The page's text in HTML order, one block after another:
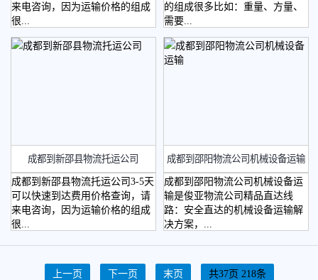
来电咨询，因为运输价格的组成
很...
的组成很多比如：重量、方量、
需要...
成都到新邵县物流托运公司
成都到新邵县物流托运公司3-5天
可以快速到达费用价格查询，请
来电咨询，因为运输价格的组成
很...
成都到邵阳物流公司机械设备运输
成都到邵阳物流公司机械设备运
输是俊亚物流公司精品直达线
路：安全直达的机械设备运输解
决方案，...
上一页 下一页 末页 共37页 218条